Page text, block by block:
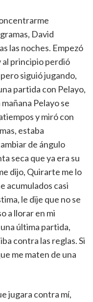
David
las noches. Empezó
al principio perdió
siguió jugando,
partida con Pelayo,
Pelayo se
y miró con
estaba
de ángulo
seca que ya era su
dijo, Quirarte me lo
acumulados casi
le dije que no se
a llorar en mi
última partida,
contra las reglas. Si
me maten de una
jugara contra mí,